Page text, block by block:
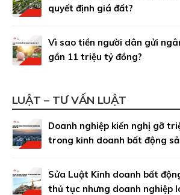
quyết định giá đất?
Vì sao tiền người dân gửi
gần 11 triệu tỷ đồng?
LUẬT – TƯ VẤN LUẬT
Doanh nghiệp kiến nghị gỡ
trong kinh doanh bất động
Sửa Luật Kinh doanh bất
thủ tục nhưng doanh nghiệp